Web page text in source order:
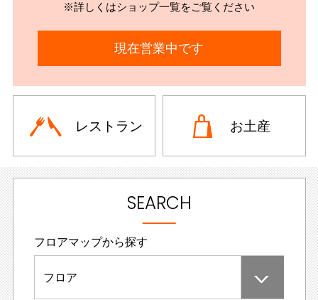
※詳しくはショップ一覧をご覧ください
現在営業中です
レストラン お土産
SEARCH
フロアマップから探す
フロア